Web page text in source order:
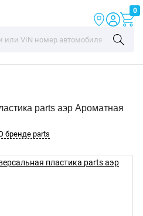
0
parts аэр Ароматная
бренде parts